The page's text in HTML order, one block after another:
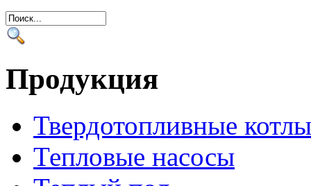
Продукция
Твердотопливные котлы
Тепловые насосы